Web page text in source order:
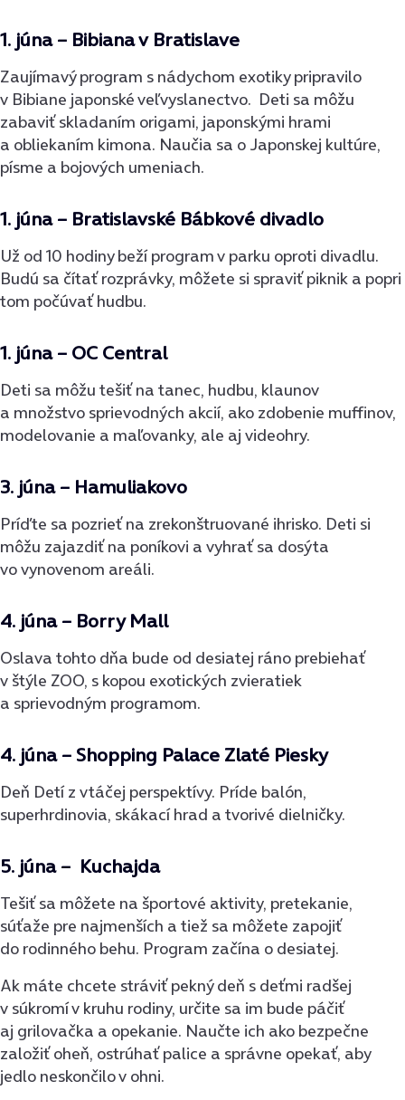
1. júna – Bibiana v Bratislave
Zaujímavý program s nádychom exotiky pripravilo
v Bibiane japonské veľvyslanectvo. Deti sa môžu
zabaviť skladaním origami, japonskými hrami
a obliekaním kimona. Naučia sa o Japonskej kultúre,
písme a bojových umeniach.
1. júna – Bratislavské Bábkové divadlo
Už od 10 hodiny beží program v parku oproti divadlu.
Budú sa čítať rozprávky, môžete si spraviť piknik a popri
tom počúvať hudbu.
1. júna – OC Central
Deti sa môžu tešiť na tanec, hudbu, klaunov
a množstvo sprievodných akcií, ako zdobenie muffinov,
modelovanie a maľovanky, ale aj videohry.
3. júna – Hamuliakovo
Príďte sa pozrieť na zrekonštruované ihrisko. Deti si
môžu zajazdiť na poníkovi a vyhrať sa dosýta
vo vynovenom areáli.
4. júna – Borry Mall
Oslava tohto dňa bude od desiatej ráno prebiehať
v štýle ZOO, s kopou exotických zvieratiek
a sprievodným programom.
4. júna – Shopping Palace Zlaté Piesky
Deň Detí z vtáčej perspektívy. Príde balón,
superhrdinovia, skákací hrad a tvorivé dielničky.
5. júna – Kuchajda
Tešiť sa môžete na športové aktivity, pretekanie,
súťaže pre najmenších a tiež sa môžete zapojiť
do rodinného behu. Program začína o desiatej.
Ak máte chcete stráviť pekný deň s deťmi radšej
v súkromí v kruhu rodiny, určite sa im bude páčiť
aj grilovačka a opekanie. Naučte ich ako bezpečne
založiť oheň, ostrúhať palice a správne opekať, aby
jedlo neskončilo v ohni.